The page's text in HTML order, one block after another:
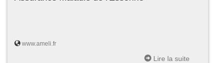
www.ameli.fr
Lire la suite